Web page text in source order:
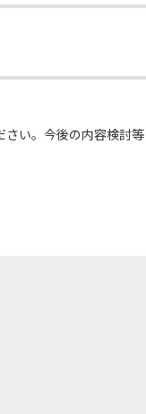
い。今後の内容検討等